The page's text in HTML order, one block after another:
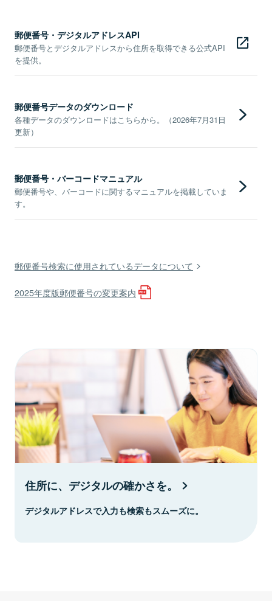
郵便番号・デジタルアドレスAPI
郵便番号とデジタルアドレスから住所を取得できる公式API
を提供。
郵便番号データのダウンロード
各種データのダウンロードはこちらから。（2026年7月31日
更新）
郵便番号・バーコードマニュアル
郵便番号や、バーコードに関するマニュアルを掲載していま
す。
郵便番号検索に使用されているデータについて
2025年度版郵便番号の変更案内
住所に、デジタルの確かさを。
デジタルアドレスで入力も検索もスムーズに。